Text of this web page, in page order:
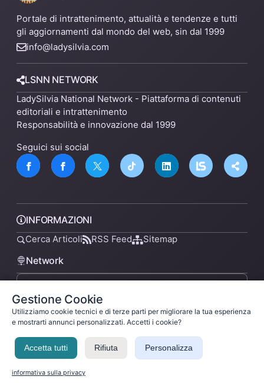
Gestione Cookie
Utilizziamo cookie tecnici e di terze parti per migliorare la tua esperienza
e mostrarti annunci personalizzati. Accetti i cookie?
Accetta tutti Rifiuta Personalizza
informativa sulla privacy
Portale di intrattenimento, attualità e tendenze e tutti
gli aggiornamenti dal mondo del web, sin dal 1999
info@ladysilvia.com
LSNN NETWORK
LadySilvia National Network - Piattaforma di contenuti
editoriali e intrattenimento
Responsabilità e innovazione dal 1999
Seguici sui social
INFORMAZIONI
Cerca Articoli RSS Feed Sitemap
Network
lsnn.net
Privacy PolicyTermini di ServizioLicenza